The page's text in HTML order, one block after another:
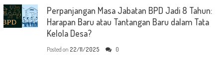
Perpanjangan Masa Jabatan BPD Jadi 8 Tahun:
Harapan Baru atau Tantangan Baru dalam Tata
Kelola Desa?
Posted on 22/11/2025 0